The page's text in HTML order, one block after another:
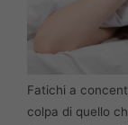
Fatichi a
colpa di quello